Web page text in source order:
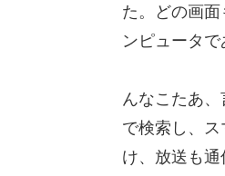
た。どの画
ンピュータで
んなこたあ
で検索し、
け、放送も